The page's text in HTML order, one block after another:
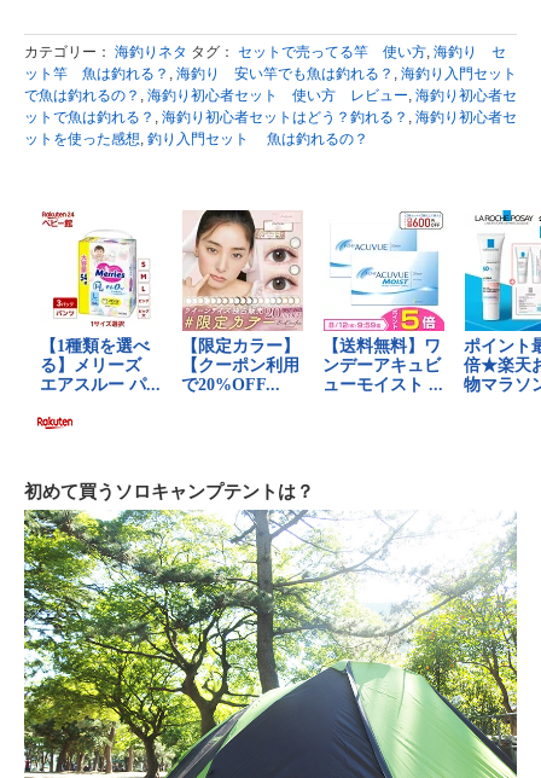
カテゴリー： 海釣りネタ タグ： セットで売ってる竿 使い方, 海釣り セ
ット竿 魚は釣れる？ , 海釣り 安い竿でも魚は釣れる？ , 海釣り入門セット
で魚は釣れるの？ , 海釣り初心者セット 使い方 レビュー, 海釣り初心者セ
ットで魚は釣れる？ , 海釣り初心者セットはどう？釣れる？ , 海釣り初心者セ
ットを使った感想, 釣り入門セット 魚は釣れるの？
初めて買うソロキャンプテントは？